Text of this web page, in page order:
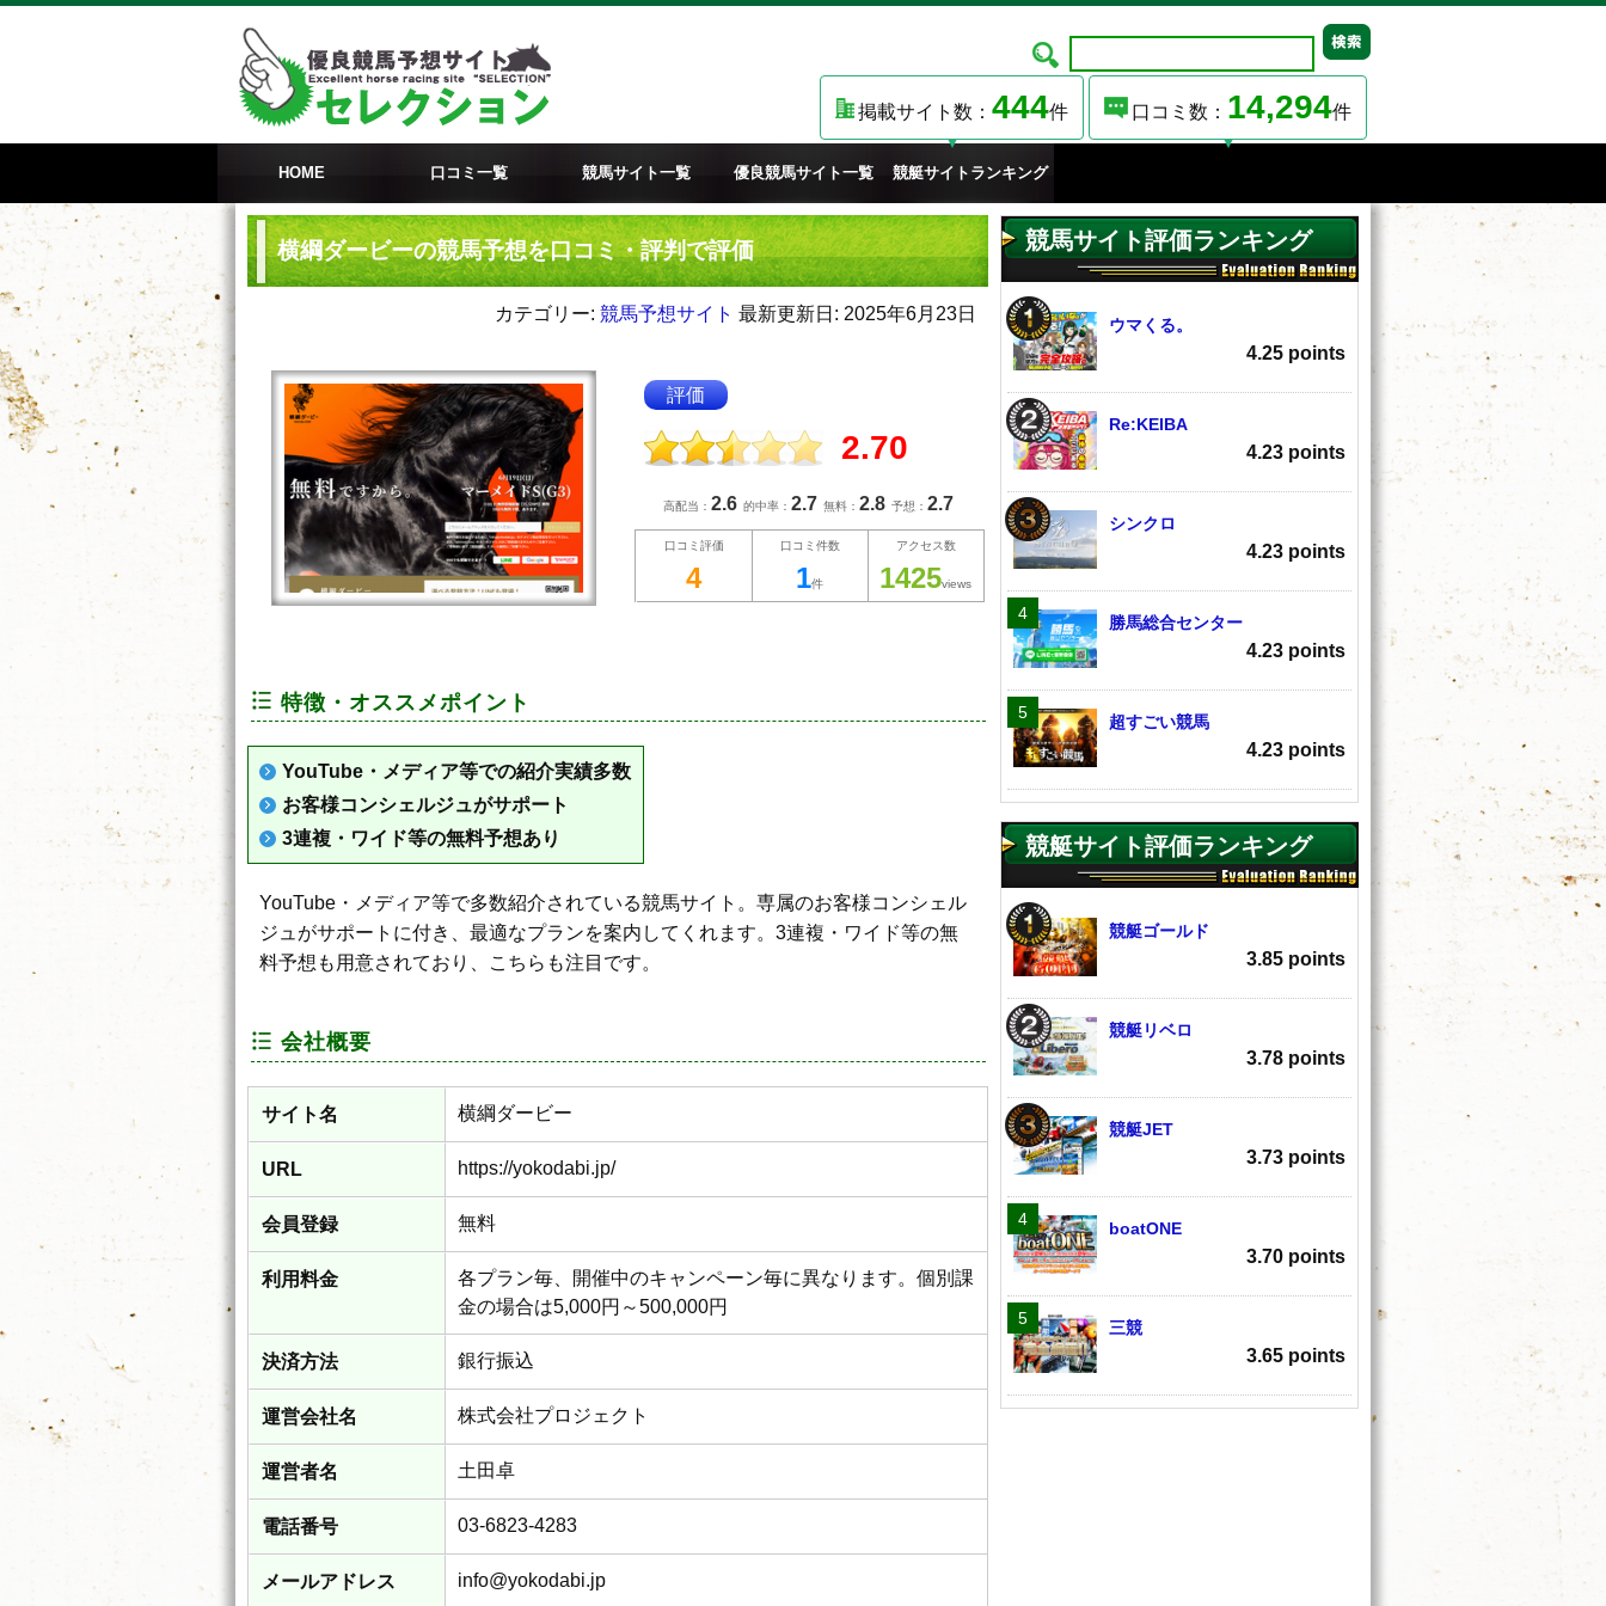
掲載サイト数： 444件 口コミ数： 14,294件
HOME 口コミ一覧 競馬サイト一覧 優良競馬サイト一覧 競艇サイトランキング
横綱ダービーの競馬予想を口コミ・評判で評価
カテゴリー: 競馬予想サイト 最新更新日: 2025年6月23日
評価
2.70
高配当： 2.6 的中率： 2.7 無料： 2.8 予想： 2.7
口コミ評価
4
口コミ件数
1件
アクセス数
1425views
特徴・オススメポイント
YouTube・メディア等での紹介実績多数
お客様コンシェルジュがサポート
3連複・ワイド等の無料予想あり
YouTube・メディア等で多数紹介されている競馬サイト。専属のお客様コンシェル
ジュがサポートに付き、最適なプランを案内してくれます。3連複・ワイド等の無
料予想も用意されており、こちらも注目です。
会社概要
サイト名 横綱ダービー
URL https://yokodabi.jp/
会員登録 無料
利用料金
各プラン毎、開催中のキャンペーン毎に異なります。個別課
金の場合は5,000円～500,000円
決済方法 銀行振込
運営会社名 株式会社プロジェクト
運営者名 土田卓
電話番号 03-6823-4283
メールアドレス info@yokodabi.jp
競馬サイト評価ランキング
ウマくる。
4.25 points
Re:KEIBA
4.23 points
シンクロ
4.23 points
勝馬総合センター
4.23 points
超すごい競馬
4.23 points
競艇サイト評価ランキング
競艇ゴールド
3.85 points
競艇リベロ
3.78 points
競艇JET
3.73 points
boatONE
3.70 points
三競
3.65 points